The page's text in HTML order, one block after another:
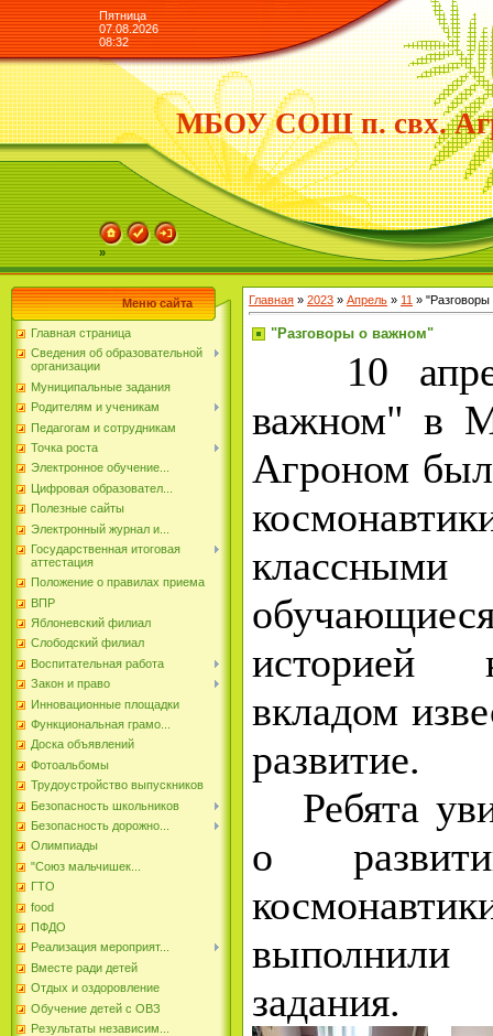
Пятница
07.08.2026
08:32
МБОУ СОШ п. свх.
»
Меню сайта
Главная страница
Сведения об образовательной
организации
Муниципальные задания
Родителям и ученикам
Педагогам и сотрудникам
Точка роста
Электронное обучение...
Цифровая образовател...
Полезные сайты
Электронный журнал и...
Государственная итоговая
аттестация
Положение о правилах приема
ВПР
Яблоневский филиал
Слободский филиал
Воспитательная работа
Закон и право
Инновационные площадки
Функциональная грамо...
Доска объявлений
Фотоальбомы
Трудоустройство выпускников
Безопасность школьников
Безопасность дорожно...
Олимпиады
"Союз мальчишек...
ГТО
food
ПФДО
Реализация мероприят...
Вместе ради детей
Отдых и оздоровление
Обучение детей с ОВЗ
Результаты независим...
Главная » 2023 » Апрель » 11 »
"Разговоры о важном"
10
важном" в
Агроном
классными
историей
вкладом
развитие.
Ребята
о
задания.